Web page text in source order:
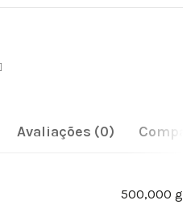
Avaliações (0)
500,000 g